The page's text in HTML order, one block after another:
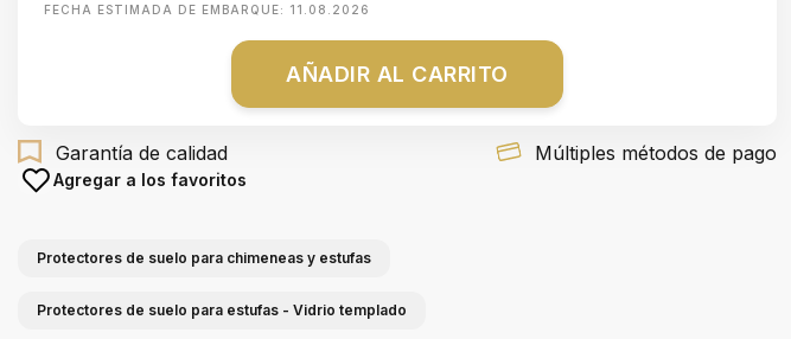
FECHA ESTIMADA DE EMBARQUE: 11.08.2026
AÑADIR AL CARRITO
Garantía de calidad Múltiples métodos de pago
Agregar a los favoritos
Protectores de suelo para chimeneas y estufas
Protectores de suelo para estufas - Vidrio templado